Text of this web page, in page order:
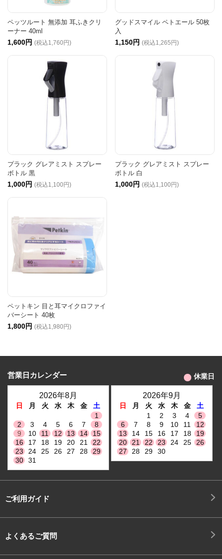
ペッツルート 無添加 耳ふきクリ
ーナー 40ml
1,600円 (税込1,760円)
グッドスマイル ペトエール 50枚
入
1,150円 (税込1,265円)
プラック グレアミスト スプレー
ボトル 黒
1,000円 (税込1,100円)
プラック グレアミスト スプレー
ボトル 白
1,000円 (税込1,100円)
ペットキン 目と耳マイクロファイ
バーシート 40枚
1,800円 (税込1,980円)
営業日カレンダー 休業日
2026年8月
日 月 火 水 木 金
土
1
2
3 4 5 6 7
8
9
10 11 12 13 14
15
16
17 18 19 20 21
22
23
24 25 26 27 28
29
30
31
2026年9月
日 月 火 水 木 金
土
1
2 3 4
5
6
7 8 9 10 11
12
13
14 15 16 17 18
19
20
21 22 23 24 25
26
27
28 29 30
ご利用ガイド
よくあるご質問